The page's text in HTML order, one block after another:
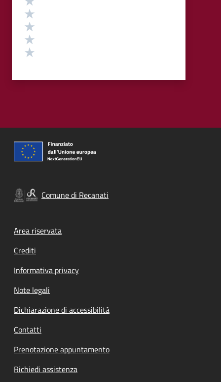
Comune di Recanati
Footer menu
Area riservata
Crediti
Informativa privacy
Note legali
Dichiarazione di accessibilità
Contatti
Prenotazione appuntamento
Richiedi assistenza